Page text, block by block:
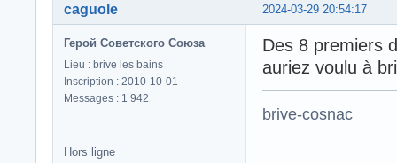
2024-03-29 20:54:17
caguole
Герой Советского Союза
Lieu : brive les bains
Inscription : 2010-10-01
Messages : 1 942
Des 8 premiers
auriez voulu à
brive-cosnac
Hors ligne